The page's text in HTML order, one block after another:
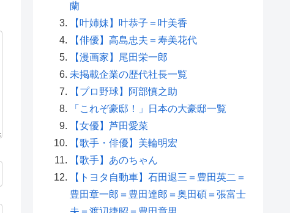
蘭
【叶姉妹】叶恭子＝叶美香
【俳優】高島忠夫＝寿美花代
【漫画家】尾田栄一郎
未掲載企業の歴代社長一覧
【プロ野球】阿部慎之助
「これぞ豪邸！」日本の大豪邸一覧
【女優】芦田愛菜
【歌手・俳優】美輪明宏
【歌手】あのちゃん
【トヨタ自動車】石田退三＝豊田英二＝
豊田章一郎＝豊田達郎＝奥田碩＝張富士